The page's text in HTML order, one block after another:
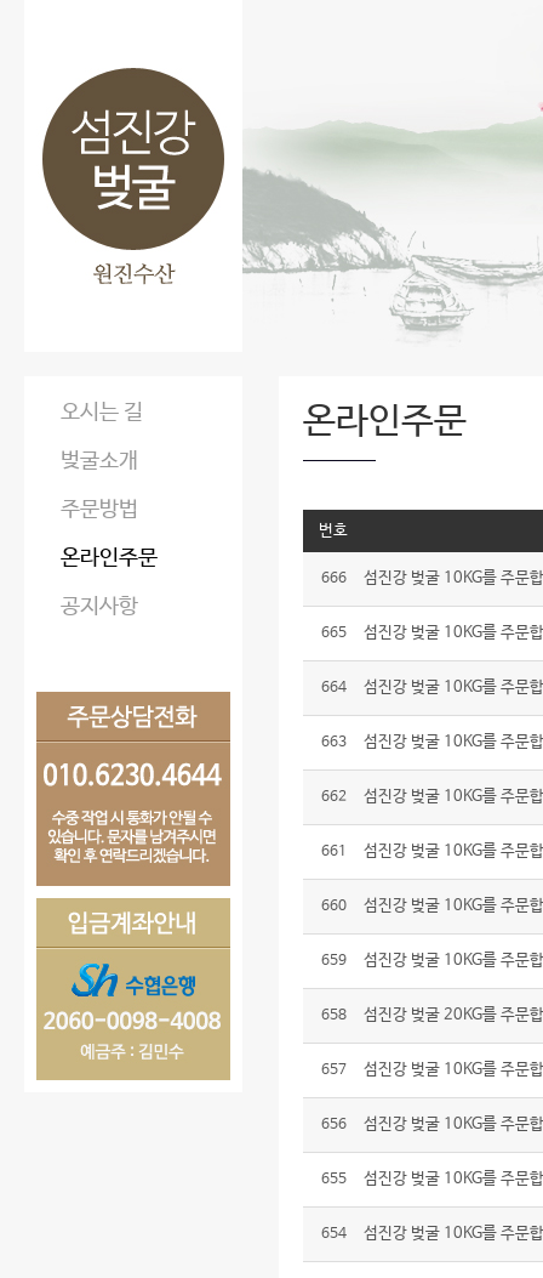
오시는 길
벚굴소개
주문방법
온라인주문
공지사항
온라인주문
번호
666 섬진강 벚굴 10KG를 주문
665 섬진강 벚굴 10KG를 주문
664 섬진강 벚굴 10KG를 주문
663 섬진강 벚굴 10KG를 주문
662 섬진강 벚굴 10KG를 주문
661 섬진강 벚굴 10KG를 주문
660 섬진강 벚굴 10KG를 주문
659 섬진강 벚굴 10KG를 주문
658 섬진강 벚굴 20KG를 주문
657 섬진강 벚굴 10KG를 주문
656 섬진강 벚굴 10KG를 주문
655 섬진강 벚굴 10KG를 주문
654 섬진강 벚굴 10KG를 주문